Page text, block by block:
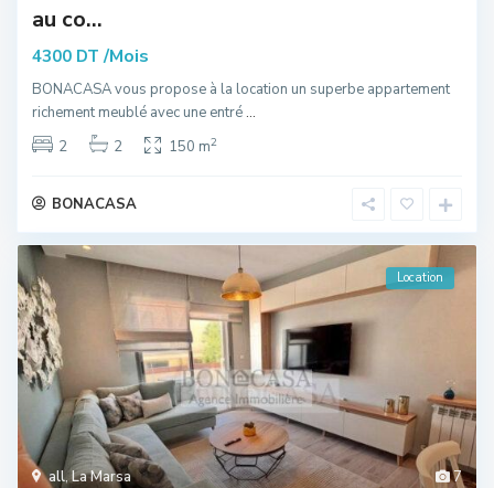
au co...
4300 DT /Mois
BONACASA vous propose à la location un superbe appartement
richement meublé avec une entré...
2
2 150 m2
BONACASA
7
all,La Marsa
Location